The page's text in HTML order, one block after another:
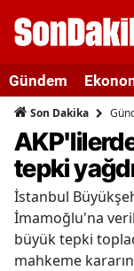
Gündem
Son Dakika
tepki
İstanbul
İmamoğlu'na
büyük tepki
mahkeme